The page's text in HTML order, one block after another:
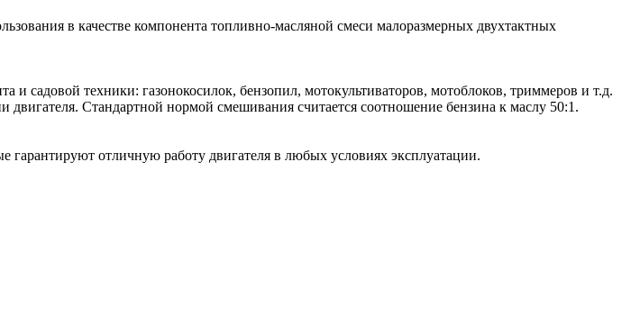
в качестве компонента топливно-масляной смеси малоразмерных двухтактных
садовой техники: газонокосилок, бензопил, мотокультиваторов, мотоблоков, триммеров и т.д.
Стандартной нормой смешивания считается соотношение бензина к маслу 50:1.
отличную работу двигателя в любых условиях эксплуатации.